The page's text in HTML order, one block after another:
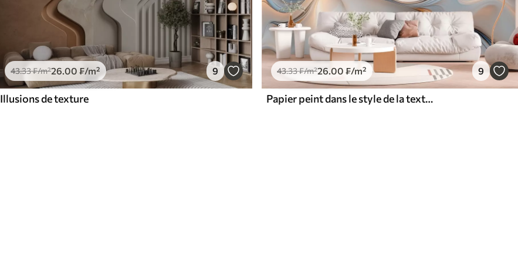
43.33₣/m²26 .00 ₣/m² 9
Illusions de texture
43.33₣/m²26 .00 ₣/m² 9
Papier peint dans le style de la texture liquide